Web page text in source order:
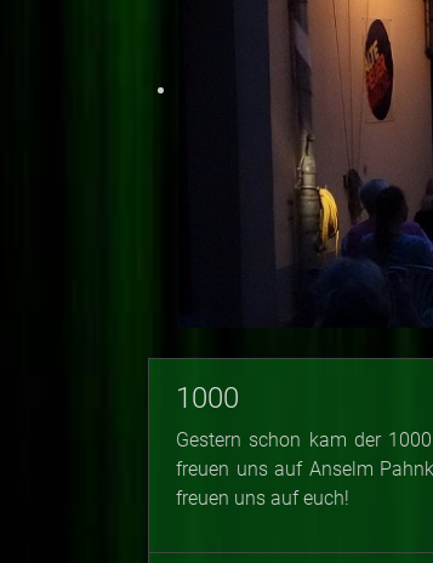
1000
Gestern schon kam der
freuen uns auf Anselm
freuen uns auf euch!